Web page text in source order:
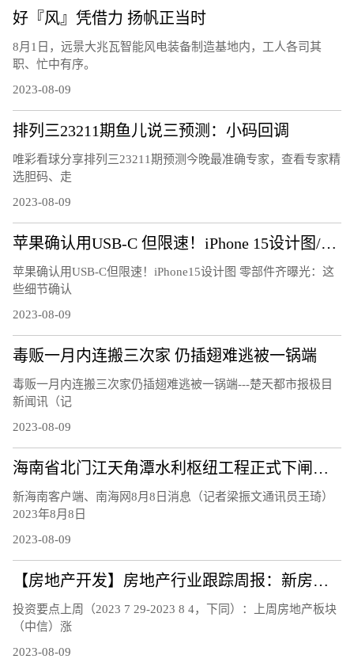
好『风』凭借力 扬帆正当时
8月1日，远景大兆瓦智能风电装备制造基地内，工人各司其
职、忙中有序。
2023-08-09
排列三23211期鱼儿说三预测：小码回调
唯彩看球分享排列三23211期预测今晚最准确专家，查看专家精
选胆码、走
2023-08-09
苹果确认用USB-C 但限速！iPhone 15设计图/零部件齐曝光：这些细节确认
苹果确认用USB-C但限速！iPhone15设计图 零部件齐曝光：这
些细节确认
2023-08-09
毒贩一月内连搬三次家 仍插翅难逃被一锅端
毒贩一月内连搬三次家仍插翅难逃被一锅端---楚天都市报极目
新闻讯（记
2023-08-09
海南省北门江天角潭水利枢纽工程正式下闸蓄水
新海南客户端、南海网8月8日消息（记者梁振文通讯员王琦）
2023年8月8日
2023-08-09
【房地产开发】房地产行业跟踪周报：新房二手房销售持续下行，南京郑州等地发布楼市新政
投资要点上周（2023 7 29-2023 8 4，下同）：上周房地产板块
（中信）涨
2023-08-09